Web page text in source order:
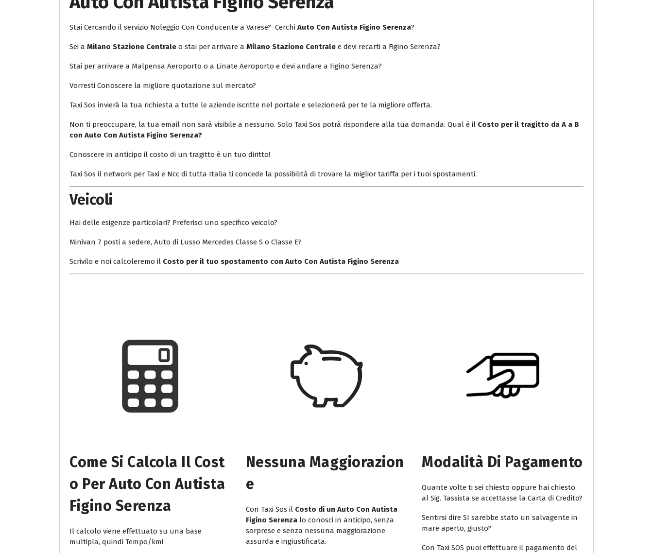
Stai Cercando il servizio Noleggio Con Conducente a Varese? Cerchi Auto Con Autista Figino Serenza?
Sei a Milano Stazione Centrale o stai per arrivare a Milano Stazione Centrale e devi recarti a Figino Serenza?
Stai per arrivare a Malpensa Aeroporto o a Linate Aeroporto e devi andare a Figino Serenza?
Vorresti Conoscere la migliore quotazione sul mercato?
Taxi Sos invierà la tua richiesta a tutte le aziende iscritte nel portale e selezionerà per te la migliore offerta.
Non ti preoccupare, la tua email non sarà visibile a nessuno. Solo Taxi Sos potrà rispondere alla tua domanda: Qual è il Costo per il tragitto da A a B
con Auto Con Autista Figino Serenza?
Conoscere in anticipo il costo di un tragitto è un tuo diritto!
Taxi Sos il network per Taxi e Ncc di tutta Italia ti concede la possibilità di trovare la miglior tariffa per i tuoi spostamenti.
Veicoli
Hai delle esigenze particolari? Preferisci uno specifico veicolo?
Minivan 7 posti a sedere, Auto di Lusso Mercedes Classe S o Classe E?
Scrivilo e noi calcoleremo il Costo per il tuo spostamento con Auto Con Autista Figino Serenza
Come Si Calcola Il Cost
O Per Auto Con Autista
Figino Serenza
Il calcolo viene effettuato su una base
multipla, quindi Tempo/km!
Nessuna Maggiorazion
E
Con Taxi Sos il Costo di un Auto Con Autista
Figino Serenzalo conosci in anticipo, senza
sorprese e senza nessuna maggiorazione
assurda e ingiustificata.
Modalità Di Pagamento
Quante volte ti sei chiesto oppure hai chiesto
al Sig. Tassista se accettasse la Carta di Credito?
Sentirsi dire SI sarebbe stato un salvagente in
mare aperto, giusto?
Con Taxi SOS puoi effettuare il pagamento del